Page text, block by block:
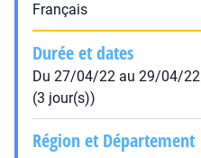
Français
Durée et dates
Du 27/04/22 au 29/04/22
(3 jour(s))
Région et Département